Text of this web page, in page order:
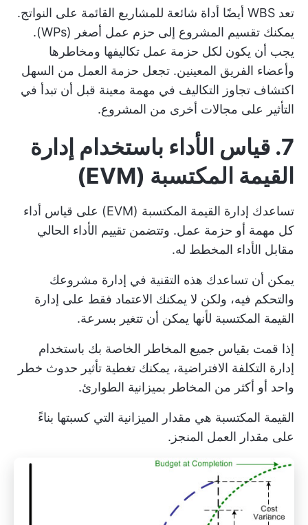
تعد WBS أيضًا أداة شائعة للمشاريع القائمة على النواتج.
يمكنك تقسيم المشروع إلى حزم عمل أصغر (WPs).
يجب أن يكون لكل حزمة عمل تكاليفها ومخاطرها
وأعضاء الفريق المعينين. تجعل حزمة العمل من السهل
اكتشاف تجاوز التكاليف في مهمة معينة قبل أن تبدأ في
التأثير على مجالات أخرى من المشروع.
7. قياس الأداء باستخدام إدارة
القيمة المكتسبة (EVM)
تساعدك إدارة القيمة المكتسبة (EVM) على قياس أداء
كل مهمة أو حزمة عمل. وتتضمن تقييم الأداء الحالي
مقابل الأداء المخطط له.
يمكن أن تساعدك هذه التقنية في إدارة مشروعك
والتحكم فيه، ولكن لا يمكنك الاعتماد فقط على إدارة
القيمة المكتسبة لأنها يمكن أن تتغير بسرعة.
إذا قمت بقياس جميع المخاطر الخاصة بك باستخدام
إدارة التكلفة الافتراضية، يمكنك تغطية تأثير حدوث خطر
واحد أو أكثر من المخاطر بميزانية الطوارئ.
القيمة المكتسبة هي مقدار الميزانية التي كسبتها بناءً
على مقدار العمل المنجز.